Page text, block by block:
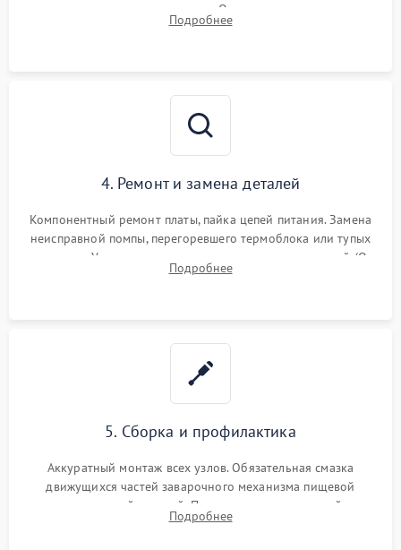
температуры и расходомера. Оценка степени износа
жерновов кофемолки, уплотнительных колец гидросистемы
Подробнее
4. Ремонт и замена деталей
Компонентный ремонт платы, пайка цепей питания. Замена
неисправной помпы, перегоревшего термоблока или тупых
жерновов. Установка новых силиконовых уплотнителей (O-
ring) и тефлоновых трубок для надежного устранения
Подробнее
5. Сборка и профилактика
Аккуратный монтаж всех узлов. Обязательная смазка
движущихся частей заварочного механизма пищевой
силиконовой смазкой. Проведение программной
декальцинации и очистки системы от кофейных масел.
Подробнее